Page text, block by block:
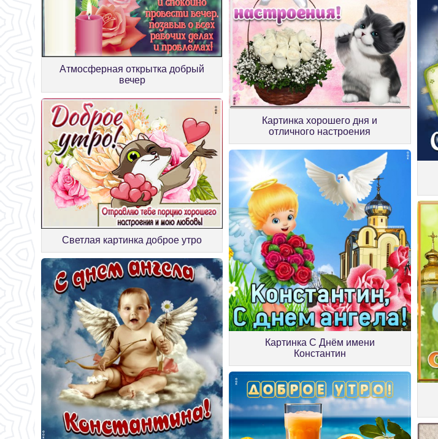
Атмосферная открытка добрый
вечер
Картинка хорошего дня и
отличного настроения
Светлая картинка доброе утро
Картинка С Днём имени
Константин